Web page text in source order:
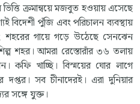
ক্রমান্বয়ে মজবুত হওয়ায় এসেছে
পুঁজি এবং পরিচালন ব্যবস্থায়
গায়ে গড়ে উঠেছে সেনঝেন
শহর। আমরা রেস্তোরাঁর ৩৬ তলায়
কফি খাচ্ছি। বিস্ময়ের ঘোর লাগে
সব চীনাদেরই। এরা দুনিয়ার
সঙ্গে যুক্ত।